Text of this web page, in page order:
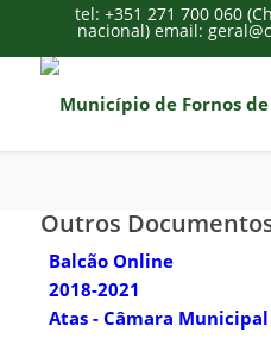
tel: +351 271 700 060
nacional) email:
Outros
Balcão Online
2018-2021
Atas - Câmara Municipal